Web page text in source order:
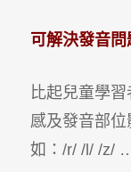
可解決發音問
比起兒童學
感及發音部
如：/r/ /l/ /z/